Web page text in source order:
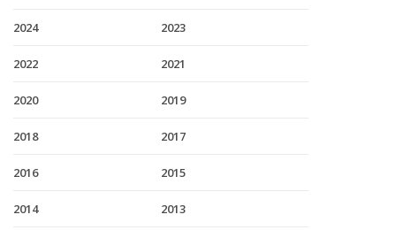
2024 2023
2022 2021
2020 2019
2018 2017
2016 2015
2014 2013